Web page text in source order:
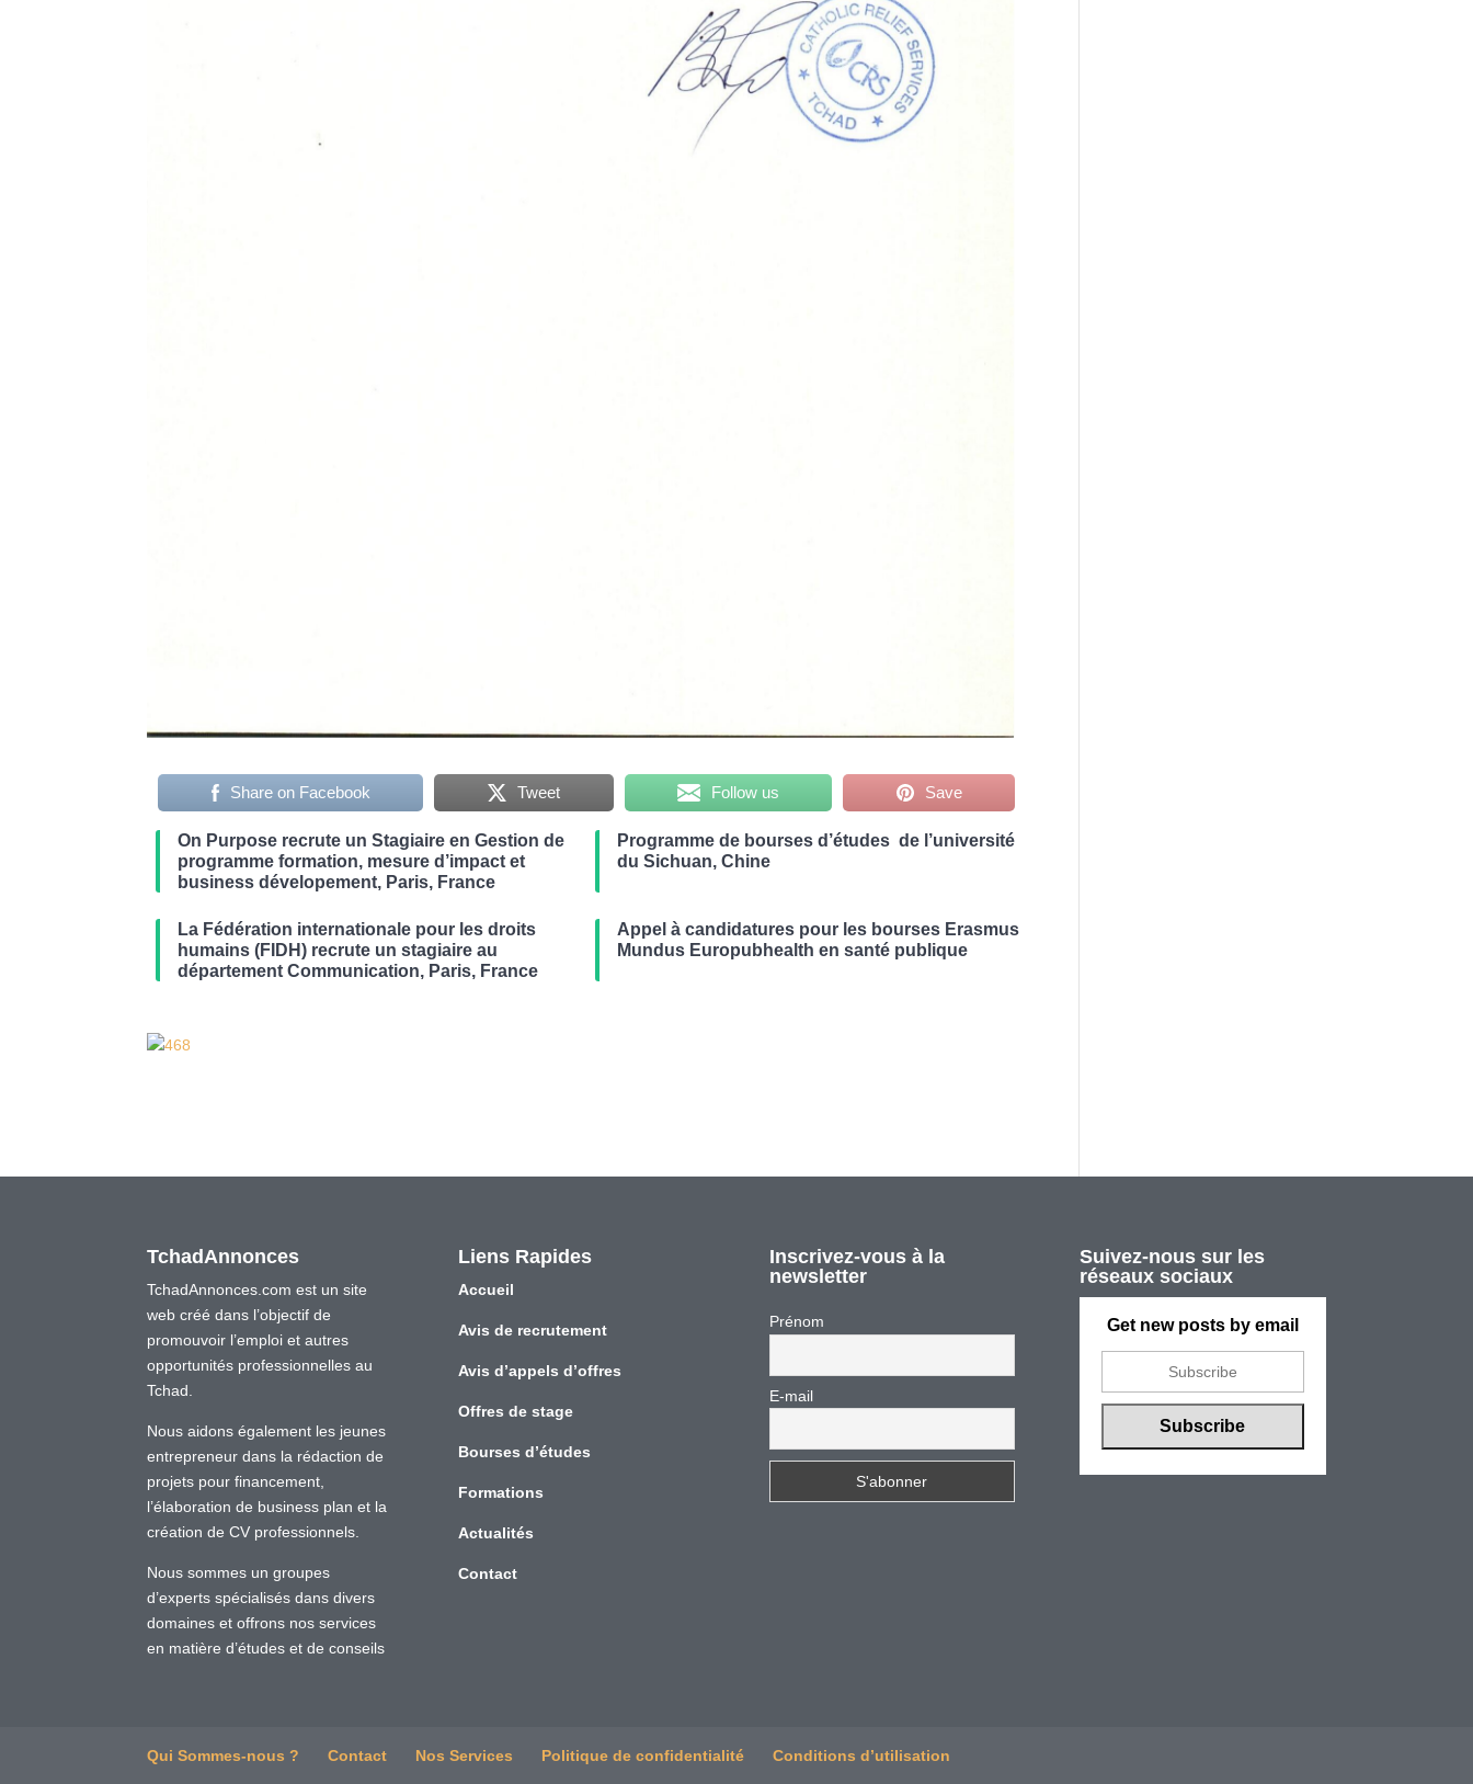
Share on Facebook Tweet Follow us Save
On Purpose recrute un Stagiaire en Gestion de
programme formation, mesure d’impact et
business dévelopement, Paris, France
Programme de bourses d’études de l’université
du Sichuan, Chine
La Fédération internationale pour les droits
humains (FIDH) recrute un stagiaire au
département Communication, Paris, France
Appel à candidatures pour les bourses Erasmus
Mundus Europubhealth en santé publique
TchadAnnonces
TchadAnnonces.com est un site
web créé dans l’objectif de
promouvoir l’emploi et autres
opportunités professionnelles au
Tchad.
Nous aidons également les jeunes
entrepreneur dans la rédaction de
projets pour financement,
l’élaboration de business plan et la
création de CV professionnels.
Nous sommes un groupes
d’experts spécialisés dans divers
domaines et offrons nos services
en matière d’études et de conseils
Liens Rapides
Accueil
Avis de recrutement
Avis d’appels d’offres
Offres de stage
Bourses d’études
Formations
Actualités
Contact
Inscrivez-vous à la
newsletter
Prénom
E-mail
Suivez-nous sur les
réseaux sociaux
Get new posts by email
Qui Sommes-nous ? Contact Nos Services Politique de confidentialité Conditions d’utilisation